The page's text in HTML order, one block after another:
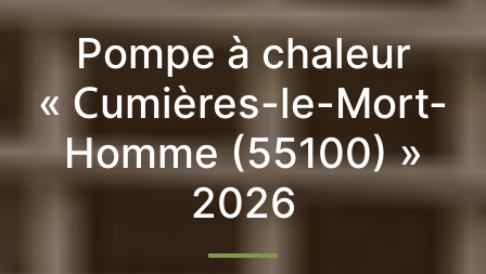
Pompe à chaleur
« Cumières-le-Mort-
Homme (55100) »
2026